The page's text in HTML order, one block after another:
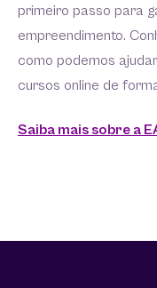
primeiro passo para
empreendimento.
como podemos
cursos online de
Saiba mais sobre a